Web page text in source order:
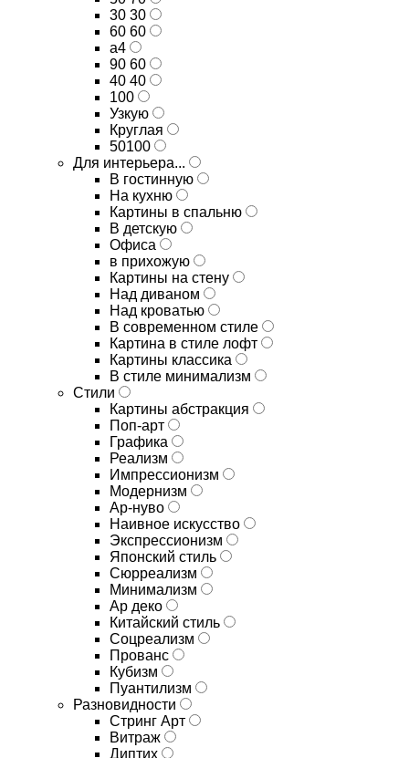
30 30
60 60
а4
90 60
40 40
100
Узкую
Круглая
50100
Для интерьера...
В гостинную
На кухню
Картины в спальню
В детскую
Офиса
в прихожую
Картины на стену
Над диваном
Над кроватью
В современном стиле
Картина в стиле лофт
Картины классика
В стиле минимализм
Стили
Картины абстракция
Поп-арт
Графика
Реализм
Импрессионизм
Модернизм
Ар-нуво
Наивное искусство
Экспрессионизм
Японский стиль
Сюрреализм
Минимализм
Ар деко
Китайский стиль
Соцреализм
Прованс
Кубизм
Пуантилизм
Разновидности
Стринг Арт
Витраж
Диптих